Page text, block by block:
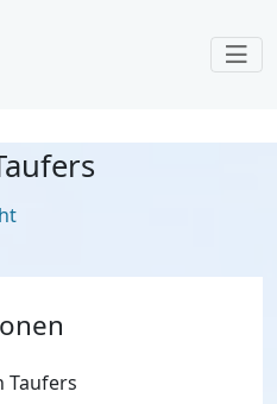
Taufers